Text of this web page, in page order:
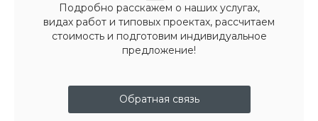
Подробно расскажем о наших услугах,
видах работ и типовых проектах, рассчитаем
стоимость и подготовим индивидуальное
предложение!
Обратная связь